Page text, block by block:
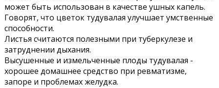
может быть использован в качестве ушных капель.
Говорят, что цветок тудувалая улучшает умственные
способности.
Листья считаются полезными при туберкулезе и
затруднении дыхания.
Высушенные и измельченные плоды тудувалая -
хорошее домашнее средство при ревматизме,
запоре и проблемах желудка.